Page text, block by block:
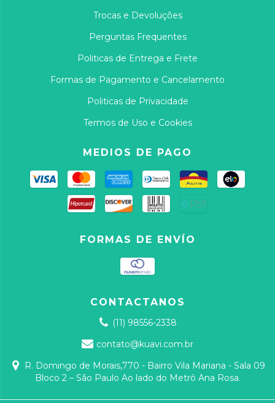
Trocas e Devoluções
Perguntas Frequentes
Politicas de Entrega e Frete
Formas de Pagamento e Cancelamento
Politicas de Privacidade
Termos de Uso e Cookies
MEDIOS DE PAGO
FORMAS DE ENVÍO
CONTACTANOS
(11) 98556-2338
contato@kuavi.com.br
R. Domingo de Morais,770 - Bairro Vila Mariana - Sala 09
Bloco 2 – São Paulo Ao lado do Metrô Ana Rosa.